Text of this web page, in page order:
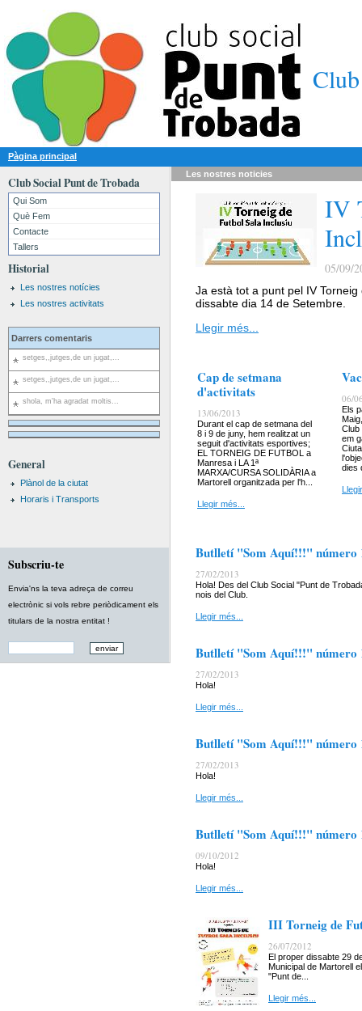
Pàgina principal
Club Social Punt de Trobada
Qui Som
Què Fem
Contacte
Tallers
Historial
Les nostres notícies
Les nostres activitats
Darrers comentaris
setges,,jutges,de un jugat,...
setges,,jutges,de un jugat,...
shola, m'ha agradat moltis...
General
Plànol de la ciutat
Horaris i Transports
Subscriu-te
Envia'ns la teva adreça de correu
electrònic si vols rebre periòdicament els
titulars de la nostra entitat !
Les nostres noticies
IV
05/09/
Ja està tot a punt pel IV
dissabte dia 14 de Setembre.
Llegir més...
Cap de setmana
d'activitats
13/06/2013
Durant el cap de setmana del
8 i 9 de juny, hem realitzat un
seguit d'activitats esportives;
EL TORNEIG DE FUTBOL a
Manresa i LA 1ª
MARXA/CURSA SOLIDÀRIA a
Martorell organitzada per l'h...
Llegir més...
06/
Els
Club
em
dies
Butlletí "Som Aquí!!!" número
27/02/2013
Hola! Des del Club Social "Punt de
nois del Club.
Llegir més...
Butlletí "Som Aquí!!!" número
27/02/2013
Hola!
Llegir més...
Butlletí "Som Aquí!!!" número
27/02/2013
Hola!
Llegir més...
Butlletí "Som Aquí!!!" número
09/10/2012
Hola!
Llegir més...
III Torneig de
26/07/2012
El proper dissabte 29
Municipal de Martorell
"Punt de...
Llegir més...